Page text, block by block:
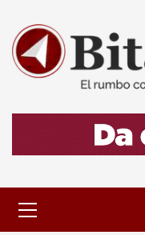
contenido
primario